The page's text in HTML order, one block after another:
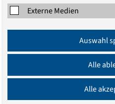
Die Veranstaltung wendet
Krankenhaus, leitende
Gesundheitswesen sowie
Der Tagung schließt sich am
Führungsseminar für
zwischen Generationen und
separate Anmeldung unter
Externe Medien
Auswahl
Alle
Alle